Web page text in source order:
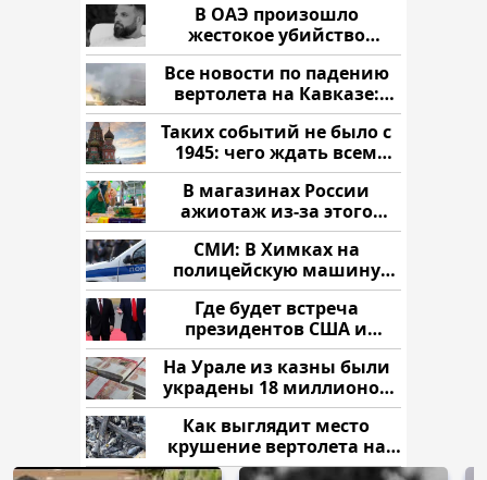
В ОАЭ произошло
жестокое убийство
криптомиллионера
Все новости по падению
вертолета на Кавказе:
читать здесь
Таких событий не было с
1945: чего ждать всем
нам?
В магазинах России
ажиотаж из-за этого
продукта: что купить?
СМИ: В Химках на
полицейскую машину
напали и подожгли.
Где будет встреча
президентов США и
России: Европа?
На Урале из казны были
украдены 18 миллионов
рублей
Как выглядит место
крушение вертолета на
Кавказе: смотреть